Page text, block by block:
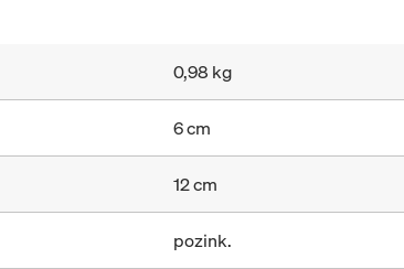
0,98 kg
6 cm
12 cm
pozink.